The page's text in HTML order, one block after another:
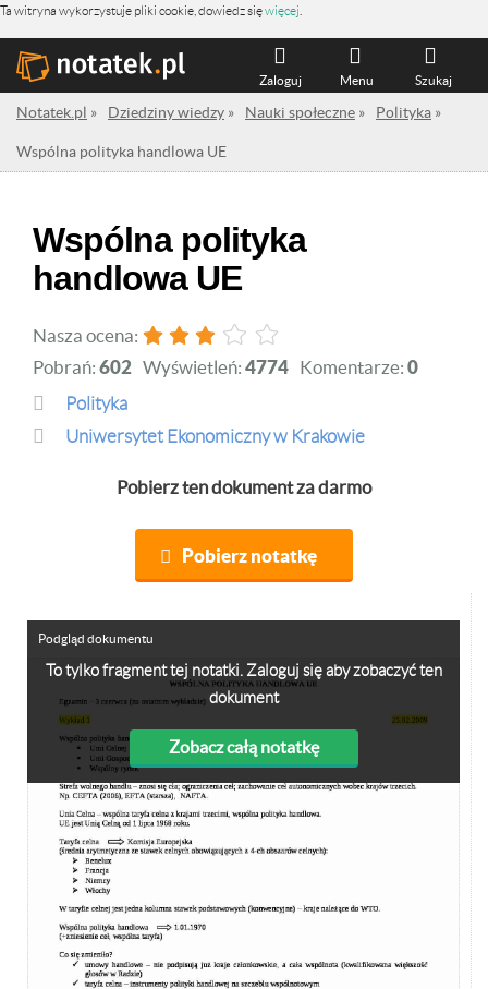
Ta witryna wykorzystuje pliki cookie, dowiedz sięwięcej
Szukaj
Menu
Zaloguj
Notatek.pl » Dziedziny wiedzy » Nauki społeczne » Polityka »
Wspólna polityka handlowa UE
Wspólna polityka
handlowa UE
Nasza ocena:
Pobrań: 602 Wyświetleń: 4774 Komentarze: 0
Polityka
Uniwersytet Ekonomiczny w Krakowie
Pobierz ten dokument za darmo
Pobierz notatkę
To tylko fragment tej notatki. Zaloguj się aby zobaczyć ten
dokument
Zobacz całą notatkę
Podgląd dokumentu